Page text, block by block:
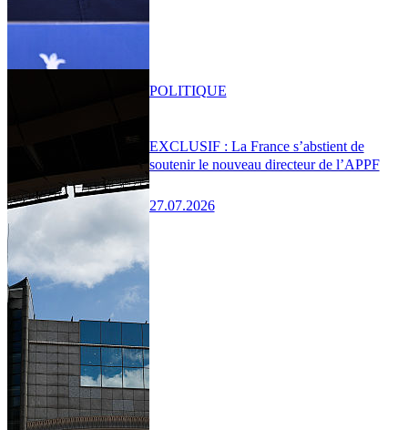
EXCLUSIF : La France s’abstient de
soutenir le nouveau directeur de l’APPF
27.07.2026
POLITIQUE